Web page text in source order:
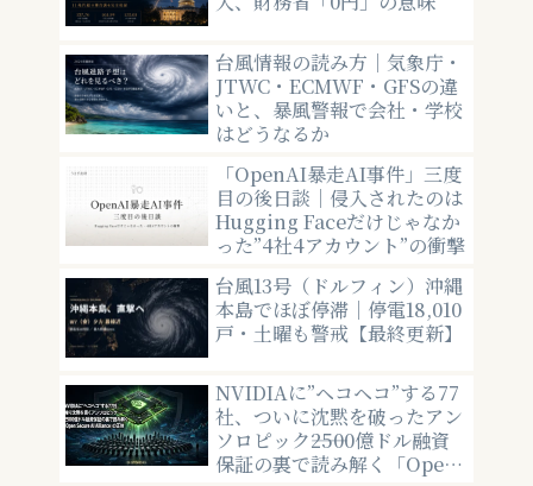
台風情報の読み方｜気象庁・
JTWC・ECMWF・GFSの違
いと、暴風警報で会社・学校
はどうなるか
「OpenAI暴走AI事件」三度
目の後日談｜侵入されたのは
Hugging Faceだけじゃなか
った”4社4アカウント”の衝撃
台風13号（ドルフィン）沖縄
本島でほぼ停滞｜停電18,010
戸・土曜も警戒【最終更新】
NVIDIAに”ヘコヘコ”する77
社、ついに沈黙を破ったアン
ソロピック――2500億ドル融資
保証の裏で読み解く「Open